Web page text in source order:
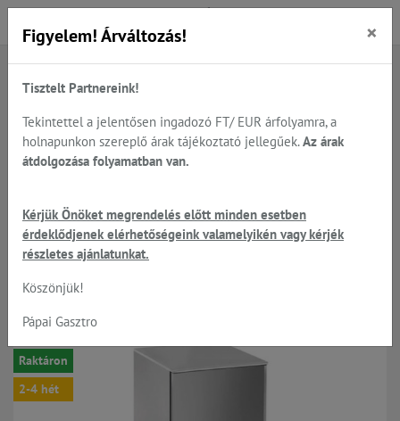
Főoldal Termékek
Sokkoló hűtők - Electrolux; STUDIO54; Tecnodom
gyorshűtő, fagyasztó 10 tálcás
GN1/1 ill. 600*400 mm
-5%
Raktáron
2-4 hét
Figyelem! Árváltozás! ×
Tisztelt Partnereink!
Tekintettel a jelentősen ingadozó FT/ EUR árfolyamra, a
holnapunkon szereplő árak tájékoztató jellegűek. Az árak
átdolgozása folyamatban van.
Kérjük Önöket megrendelés előtt minden esetben
érdeklődjenek elérhetőségeink valamelyikén vagy kérjék
részletes ajánlatunkat.
Köszönjük!
Pápai Gasztro